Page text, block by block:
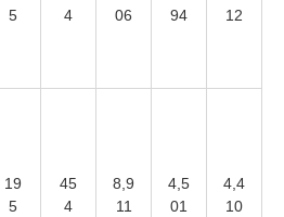
5
4
06
94
12
19
5
45
4
8,9
11
4,5
01
4,4
10